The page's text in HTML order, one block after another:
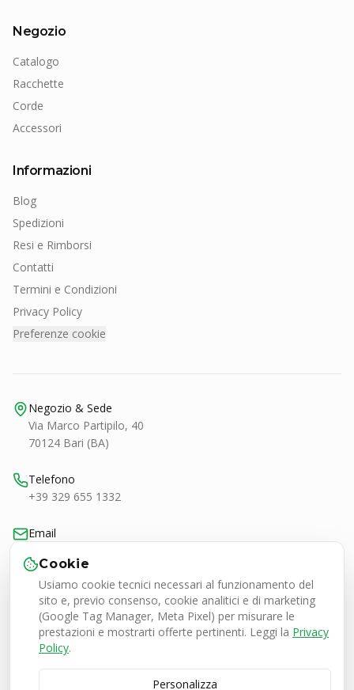
Negozio
Catalogo
Racchette
Corde
Accessori
Informazioni
Blog
Spedizioni
Resi e Rimborsi
Contatti
Termini e Condizioni
Privacy Policy
Preferenze cookie
Negozio & Sede
Via Marco Partipilo, 40
70124 Bari (BA)
Telefono
+39 329 655 1332
Email
Orari
Lun-Ven 9:00-20:30
Sab 9:00-13:00 / 16:30-20:30
Cookie
Usiamo cookie tecnici necessari al funzionamento del
sito e, previo consenso, cookie analitici e di marketing
(Google Tag Manager, Meta Pixel) per misurare le
prestazioni e mostrarti offerte pertinenti. Leggi la Privacy
Policy.
Personalizza